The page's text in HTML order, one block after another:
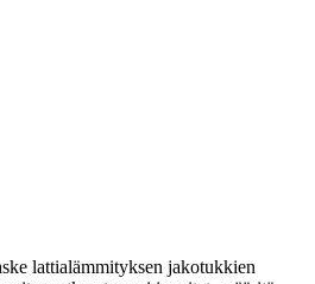
lattialämmityksen jakotukkien